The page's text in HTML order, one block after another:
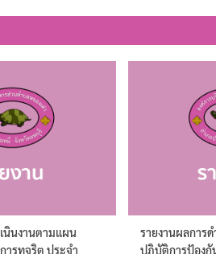
นินงานตามแผน
ารทุจริต ประจำ
รายงานผลการ
ปฏิบัติการป้องกั